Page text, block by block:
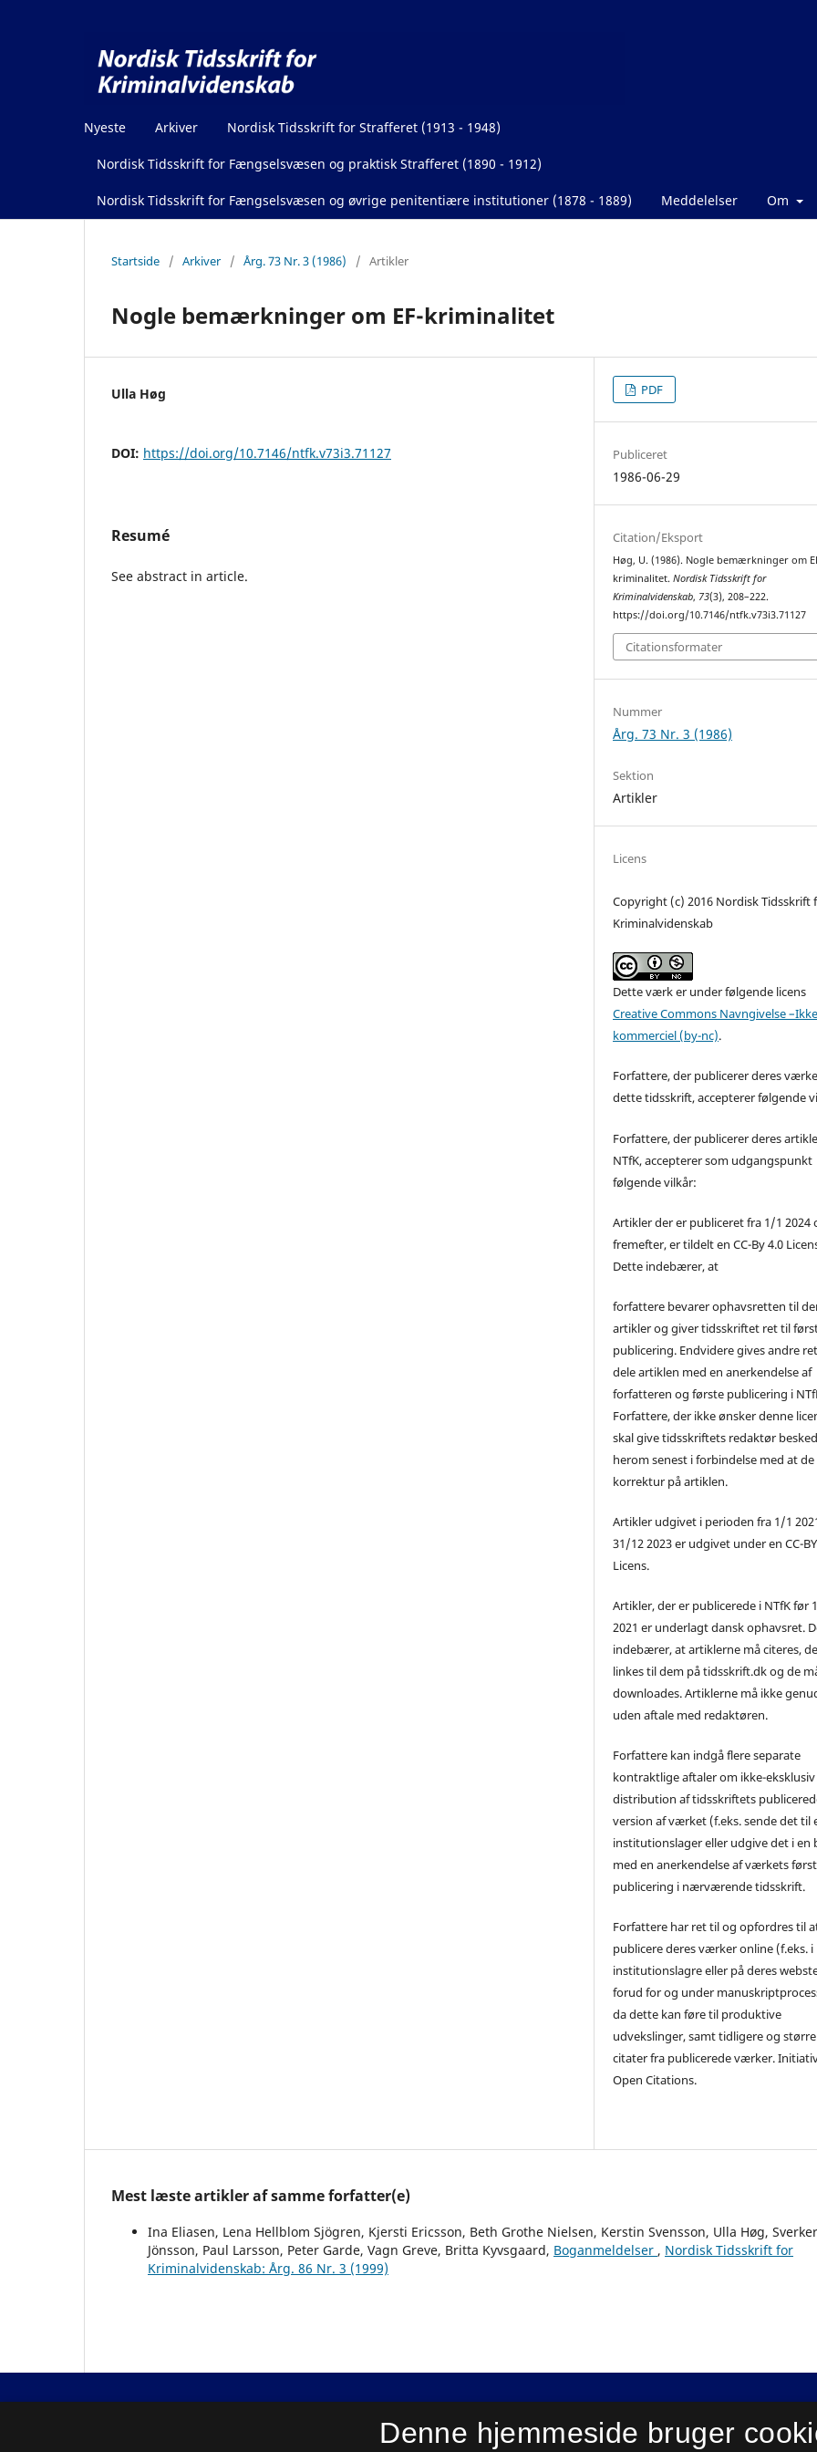
Nyeste Arkiver Nordisk Tidsskrift for Strafferet (1913 - 1948)
Nordisk Tidsskrift for Fængselsvæsen og praktisk Strafferet (1890 - 1912)
Nordisk Tidsskrift for Fængselsvæsen og øvrige penitentiære institutioner (1878 - 1889) Meddelelser Om
Startside / Arkiver / Årg. 73 Nr. 3 (1986) / Artikler
Nogle bemærkninger om EF-kriminalitet
Ulla Høg
DOI: https://doi.org/10.7146/ntfk.v73i3.71127
Resumé
See abstract in article.
PDF
Publiceret
1986-06-29
Citation/Eksport
Høg, U. (1986). Nogle bemærkninger om
kriminalitet.Nordisk Tidsskrift for
Kriminalvidenskab, 73(3), 208–222.
https://doi.org/10.7146/ntfk.v73i3.71127
Citationsformater
Nummer
Årg. 73 Nr. 3 (1986)
Sektion
Artikler
Licens
Copyright (c) 2016 Nordisk Tidsskrift
Kriminalvidenskab
Dette værk er under følgende licens
Creative Commons Navngivelse
kommerciel (by-nc).
Forfattere, der publicerer deres
dette tidsskrift, accepterer følgende
Forfattere, der publicerer deres
NTfK, accepterer som udgangspunkt
følgende vilkår:
Artikler der er publiceret fra 1/1 2024
fremefter, er tildelt en CC-By 4.0
Dette indebærer, at
forfattere bevarer ophavsretten til
artikler og giver tidsskriftet ret til
publicering. Endvidere gives andre
dele artiklen med en anerkendelse af
forfatteren og første publicering i
Forfattere, der ikke ønsker denne
skal give tidsskriftets redaktør besked
herom senest i forbindelse med at
korrektur på artiklen.
Artikler udgivet i perioden fra 1/1
31/12 2023 er udgivet under en CC-
Licens.
Artikler, der er publicerede i NTfK før
2021 er underlagt dansk ophavsret.
indebærer, at artiklerne må citeres,
linkes til dem på tidsskrift.dk og de
downloades. Artiklerne må ikke
uden aftale med redaktøren.
Forfattere kan indgå flere separate
kontraktlige aftaler om ikke-eksklusiv
distribution af tidsskriftets
version af værket (f.eks. sende det til
institutionslager eller udgive det i en
med en anerkendelse af værkets
publicering i nærværende tidsskrift.
Forfattere har ret til og opfordres til
publicere deres værker online (f.eks. i
institutionslagre eller på deres
forud for og under
da dette kan føre til produktive
udvekslinger, samt tidligere og større
citater fra publicerede værker.
Open Citations.
Mest læste artikler af samme forfatter(e)
Ina Eliasen, Lena Hellblom Sjögren, Kjersti Ericsson, Beth Grothe Nielsen, Kerstin Svensson, Ulla Høg, Sverker
Jönsson, Paul Larsson, Peter Garde, Vagn Greve, Britta Kyvsgaard, Boganmeldelser , Nordisk Tidsskrift for
Kriminalvidenskab: Årg. 86 Nr. 3 (1999)
Nordisk Tidsskrift for KriminalvidenskabDenne hjemmeside bruger